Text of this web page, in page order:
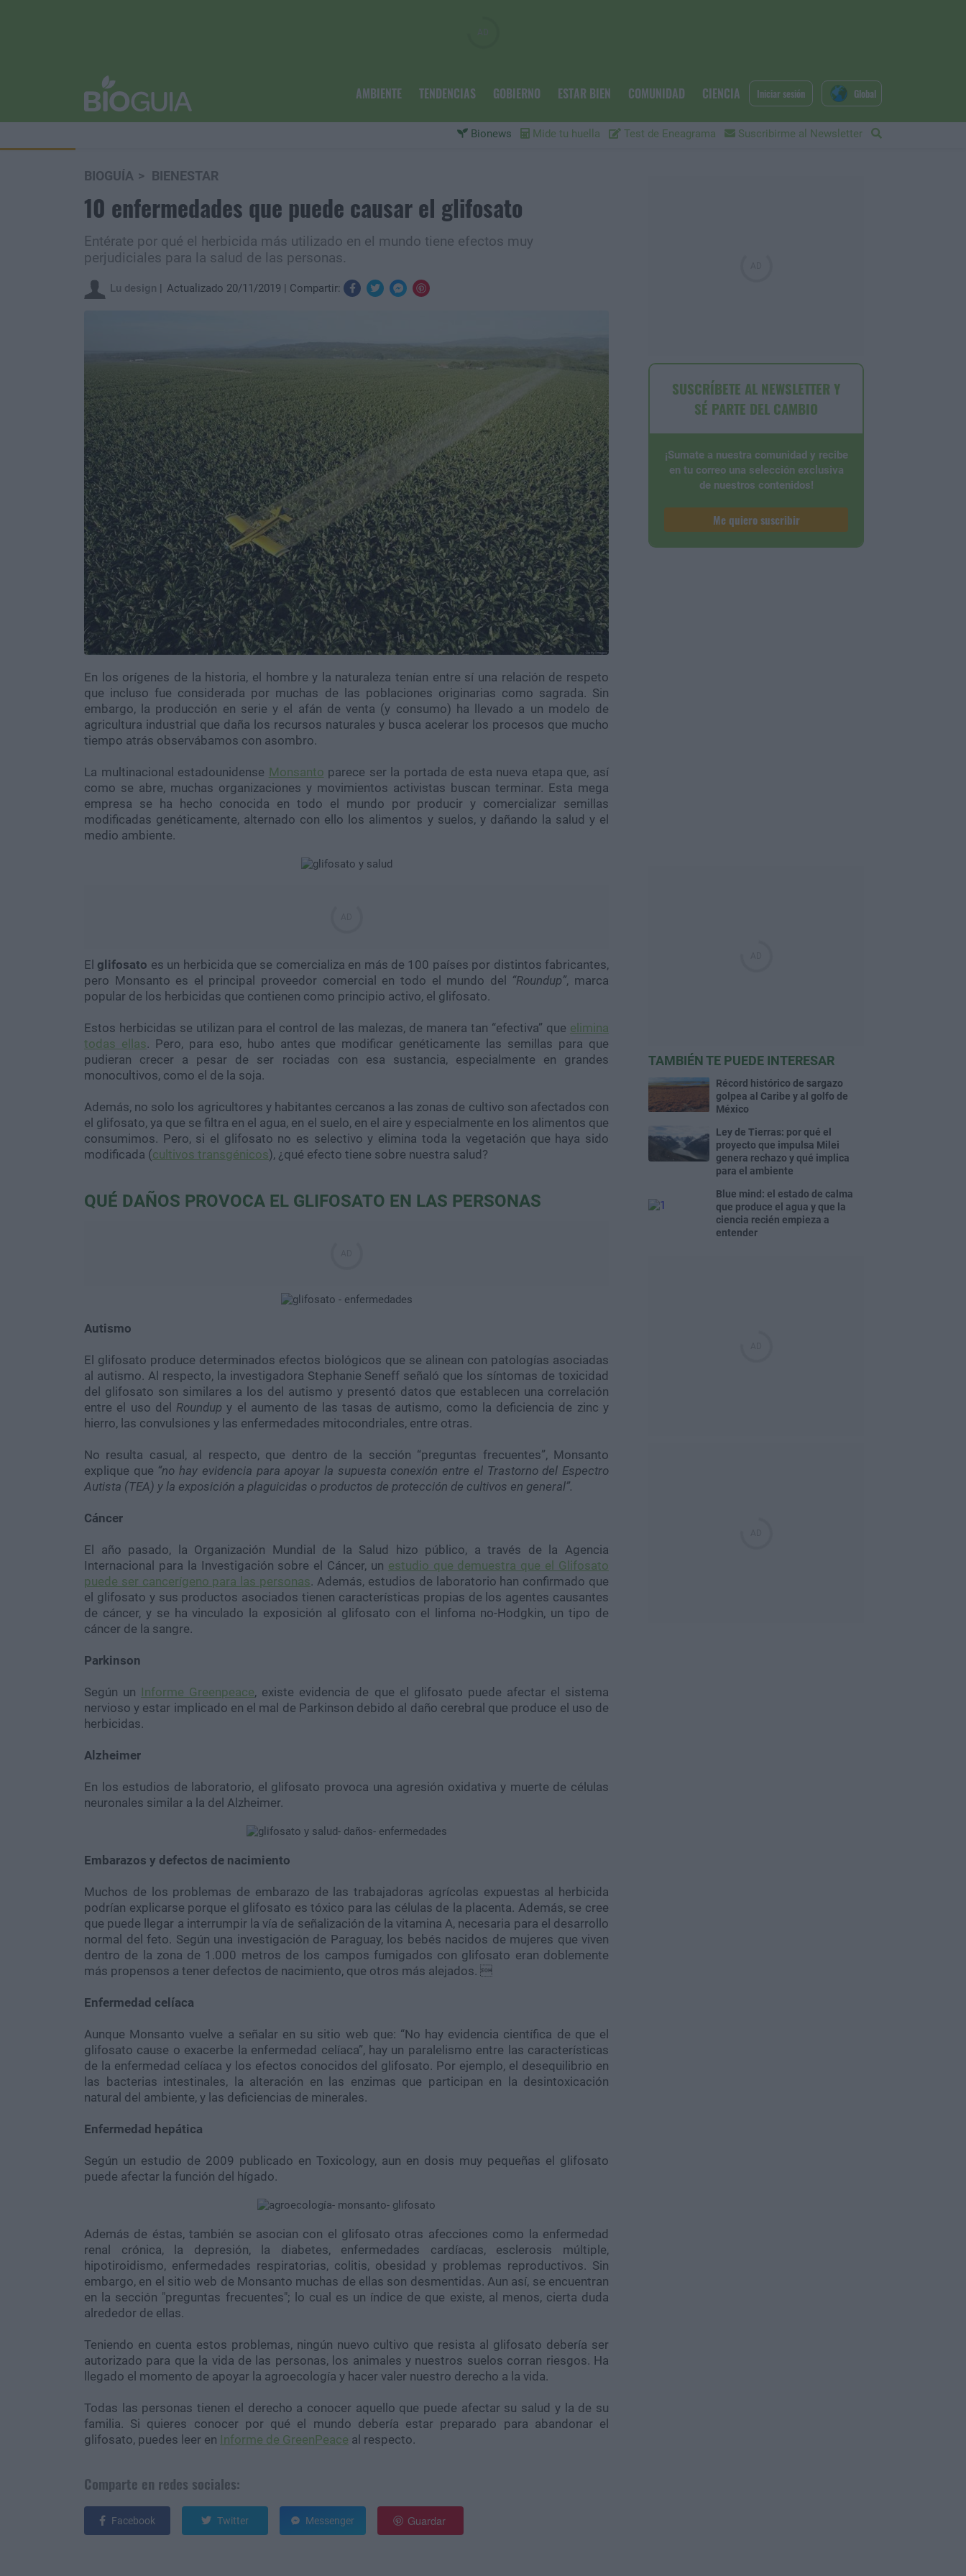
AMBIENTE TENDENCIAS GOBIERNO ESTAR BIEN COMUNIDAD CIENCIA
Bionews Mide tu huella Test de Eneagrama Suscribirme al Newsletter
Iniciar sesión Global
BIOGUÍA BIENESTAR
10 enfermedades que puede causar el glifosato
Entérate por qué el herbicida más utilizado en el mundo tiene efectos muy
perjudiciales para la salud de las personas.
Lu design Actualizado 20/11/2019 Compartir:
En los orígenes de la historia, el hombre y la naturaleza tenían entre sí una relación de respeto
que incluso fue considerada por muchas de las poblaciones originarias como sagrada. Sin
embargo, la producción en serie y el afán de venta (y consumo) ha llevado a un modelo de
agricultura industrial que daña los recursos naturales y busca acelerar los procesos que mucho
tiempo atrás observábamos con asombro.
La multinacional estadounidense Monsanto parece ser la portada de esta nueva etapa que, así
como se abre, muchas organizaciones y movimientos activistas buscan terminar. Esta mega
empresa se ha hecho conocida en todo el mundo por producir y comercializar semillas
modificadas genéticamente, alternado con ello los alimentos y suelos, y dañando la salud y el
medio ambiente.
El glifosato es un herbicida que se comercializa en más de 100 países por distintos fabricantes,
pero Monsanto es el principal proveedor comercial en todo el mundo del “Roundup”, marca
popular de los herbicidas que contienen como principio activo, el glifosato.
Estos herbicidas se utilizan para el control de las malezas, de manera tan “efectiva” que elimina
todas ellas. Pero, para eso, hubo antes que modificar genéticamente las semillas para que
pudieran crecer a pesar de ser rociadas con esa sustancia, especialmente en grandes
monocultivos, como el de la soja.
Además, no solo los agricultores y habitantes cercanos a las zonas de cultivo son afectados con
el glifosato, ya que se filtra en el agua, en el suelo, en el aire y especialmente en los alimentos que
consumimos. Pero, si el glifosato no es selectivo y elimina toda la vegetación que haya sido
modificada (cultivos transgénicos), ¿qué efecto tiene sobre nuestra salud?
QUÉ DAÑOS PROVOCA EL GLIFOSATO EN LAS PERSONAS
Autismo
El glifosato produce determinados efectos biológicos que se alinean con patologías asociadas
al autismo. Al respecto, la investigadora Stephanie Seneff señaló que los síntomas de toxicidad
del glifosato son similares a los del autismo y presentó datos que establecen una correlación
entre el uso del Roundupy el aumento de las tasas de autismo, como la deficiencia de zinc y
hierro, las convulsiones y las enfermedades mitocondriales, entre otras.
No resulta casual, al respecto, que dentro de la sección “preguntas frecuentes”, Monsanto
explique que “no hay evidencia para apoyar la supuesta conexión entre el Trastorno del Espectro
Autista (TEA) y la exposición a plaguicidas o productos de protección de cultivos en general”.
Cáncer
El año pasado, la Organización Mundial de la Salud hizo público, a través de la Agencia
Internacional para la Investigación sobre el Cáncer, un estudio que demuestra que el Glifosato
puede ser cancerígeno para las personas. Además, estudios de laboratorio han confirmado que
el glifosato y sus productos asociados tienen características propias de los agentes causantes
de cáncer, y se ha vinculado la exposición al glifosato con el linfoma no-Hodgkin, un tipo de
cáncer de la sangre.
Parkinson
Según un Informe Greenpeace, existe evidencia de que el glifosato puede afectar el sistema
nervioso y estar implicado en el mal de Parkinson debido al daño cerebral que produce el uso de
herbicidas.
Alzheimer
En los estudios de laboratorio, el glifosato provoca una agresión oxidativa y muerte de células
neuronales similar a la del Alzheimer.
Embarazos y defectos de nacimiento
Muchos de los problemas de embarazo de las trabajadoras agrícolas expuestas al herbicida
podrían explicarse porque el glifosato es tóxico para las células de la placenta. Además, se cree
que puede llegar a interrumpir la vía de señalización de la vitamina A, necesaria para el desarrollo
normal del feto. Según una investigación de Paraguay, los bebés nacidos de mujeres que viven
dentro de la zona de 1.000 metros de los campos fumigados con glifosato eran doblemente
más propensos a tener defectos de nacimiento, que otros más alejados. 
Enfermedad celíaca
Aunque Monsanto vuelve a señalar en su sitio web que: “No hay evidencia científica de que el
glifosato cause o exacerbe la enfermedad celíaca”, hay un paralelismo entre las características
de la enfermedad celíaca y los efectos conocidos del glifosato. Por ejemplo, el desequilibrio en
las bacterias intestinales, la alteración en las enzimas que participan en la desintoxicación
natural del ambiente, y las deficiencias de minerales.
Enfermedad hepática
Según un estudio de 2009 publicado en Toxicology, aun en dosis muy pequeñas el glifosato
puede afectar la función del hígado.
Además de éstas, también se asocian con el glifosato otras afecciones como la enfermedad
renal crónica, la depresión, la diabetes, enfermedades cardíacas, esclerosis múltiple,
hipotiroidismo, enfermedades respiratorias, colitis, obesidad y problemas reproductivos. Sin
embargo, en el sitio web de Monsanto muchas de ellas son desmentidas. Aun así, se encuentran
en la sección "preguntas frecuentes"; lo cual es un índice de que existe, al menos, cierta duda
alrededor de ellas.
Teniendo en cuenta estos problemas, ningún nuevo cultivo que resista al glifosato debería ser
autorizado para que la vida de las personas, los animales y nuestros suelos corran riesgos. Ha
llegado el momento de apoyar la agroecología y hacer valer nuestro derecho a la vida.
Todas las personas tienen el derecho a conocer aquello que puede afectar su salud y la de su
familia. Si quieres conocer por qué el mundo debería estar preparado para abandonar el
glifosato, puedes leer en Informe de GreenPeace al respecto.
Comparte en redes sociales:
Facebook Twitter Messenger Guardar
SUSCRÍBETE AL NEWSLETTER Y
SÉ PARTE DEL CAMBIO
¡Sumate a nuestra comunidad y recibe
en tu correo una selección exclusiva
de nuestros contenidos!
Me quiero suscribir
TAMBIÉN TE PUEDE INTERESAR
Récord histórico de sargazo
golpea al Caribe y al golfo de
México
Ley de Tierras: por qué el
proyecto que impulsa Milei
genera rechazo y qué implica
para el ambiente
Blue mind: el estado de calma
que produce el agua y que la
ciencia recién empieza a
entender